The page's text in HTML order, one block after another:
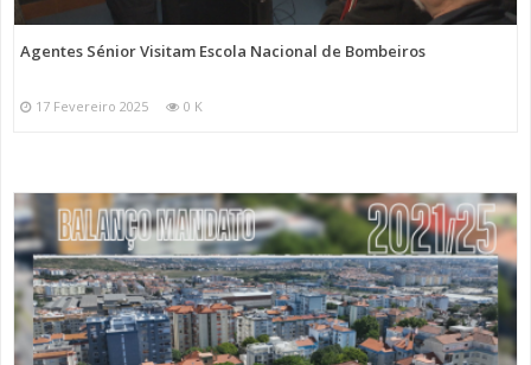
Agentes Sénior Visitam Escola Nacional de Bombeiros
17 Fevereiro 2025 0 K